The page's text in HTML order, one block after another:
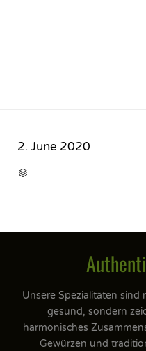
2. June 2020

Unsere Spezialitäten
gesund, sondern
harmonisches
Gewürzen und